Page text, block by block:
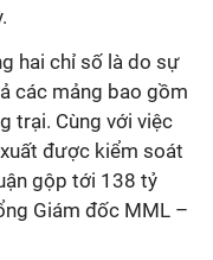
hai chỉ số là do sự
các mảng bao gồm
trại. Cùng với việc
được kiểm soát
gộp tới 138 tỷ
Giám đốc MML –